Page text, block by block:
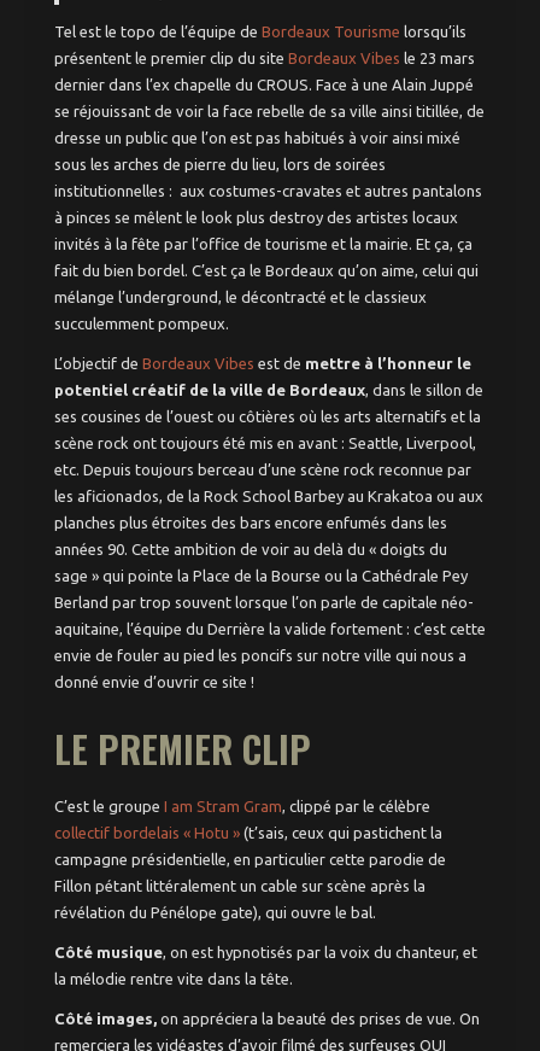
– Nansouty
Bacalan –
Bordeaux Nord
Aux alentours
à moins de 30mn
A moins d’une
heure
mérite le trajet
Idées week-end
pour moins de 100€
Balades à vélo
Trips sans voiture
Tel est le topo de l’équipe de Bordeaux Tourisme lorsqu’ils
présentent le premier clip du site Bordeaux Vibes le 23 mars
dernier dans l’ex chapelle du CROUS. Face à une Alain Juppé
se réjouissant de voir la face rebelle de sa ville ainsi titillée, de
dresse un public que l’on est pas habitués à voir ainsi mixé
sous les arches de pierre du lieu, lors de soirées
institutionnelles : aux costumes-cravates et autres pantalons
à pinces se mêlent le look plus destroy des artistes locaux
invités à la fête par l’office de tourisme et la mairie. Et ça, ça
fait du bien bordel. C’est ça le Bordeaux qu’on aime, celui qui
mélange l’underground, le décontracté et le classieux
succulemment pompeux.
L’objectif de Bordeaux Vibes est de mettre à l’honneur le
potentiel créatif de la ville de Bordeaux , dans le sillon de
ses cousines de l’ouest ou côtières où les arts alternatifs et la
scène rock ont toujours été mis en avant : Seattle, Liverpool,
etc. Depuis toujours berceau d’une scène rock reconnue par
les aficionados, de la Rock School Barbey au Krakatoa ou aux
planches plus étroites des bars encore enfumés dans les
années 90. Cette ambition de voir au delà du « doigts du
sage » qui pointe la Place de la Bourse ou la Cathédrale Pey
Berland par trop souvent lorsque l’on parle de capitale néo-
aquitaine, l’équipe du Derrière la valide fortement : c’est cette
envie de fouler au pied les poncifs sur notre ville qui nous a
donné envie d’ouvrir ce site !
LE PREMIER CLIP
C’est le groupe I am Stram Gram , clippé par le célèbre
collectif bordelais « Hotu » (t’sais, ceux qui pastichent la
campagne présidentielle, en particulier cette parodie de
Fillon pétant littéralement un cable sur scène après la
révélation du Pénélope gate), qui ouvre le bal.
Côté musique , on est hypnotisés par la voix du chanteur, et
la mélodie rentre vite dans la tête.
Côté images, on appréciera la beauté des prises de vue. On
remerciera les vidéastes d’avoir filmé des surfeuses QUI